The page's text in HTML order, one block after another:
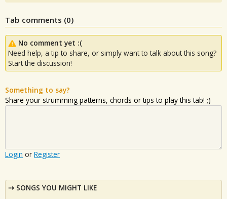
Tab comments (0)
No comment yet :(
Need help, a tip to share, or simply want to talk about this song?
Start the discussion!
Something to say?
Share your strumming patterns, chords or tips to play this tab! ;)
Login or Register
SONGS YOU MIGHT LIKE